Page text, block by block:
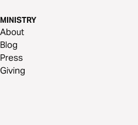
MINISTRY
About
Blog
Press
Giving